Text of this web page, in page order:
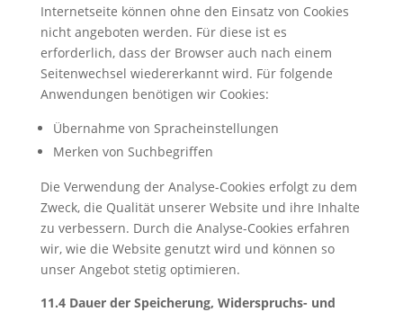
Internetseite können ohne den Einsatz von Cookies
nicht angeboten werden. Für diese ist es
erforderlich, dass der Browser auch nach einem
Seitenwechsel wiedererkannt wird. Für folgende
Anwendungen benötigen wir Cookies:
Übernahme von Spracheinstellungen
Merken von Suchbegriffen
Die Verwendung der Analyse-Cookies erfolgt zu dem
Zweck, die Qualität unserer Website und ihre Inhalte
zu verbessern. Durch die Analyse-Cookies erfahren
wir, wie die Website genutzt wird und können so
unser Angebot stetig optimieren.
11.4 Dauer der Speicherung, Widerspruchs- und